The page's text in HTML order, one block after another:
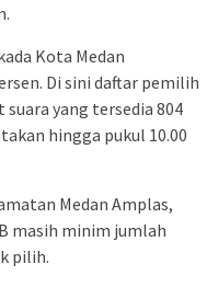
Kota Medan
Di sini daftar pemilih
yang tersedia 804
hingga pukul 10.00
Medan Amplas,
masih minim jumlah
pilih.